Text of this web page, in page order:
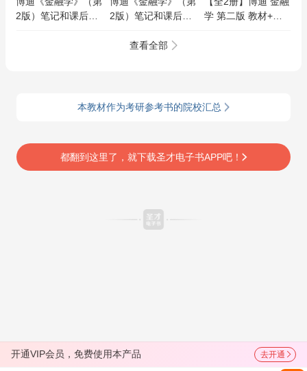
2版）笔记和课后习
2版）笔记和课后习
学 第二版 教材+笔
查看全部
本教材作为考研参考书的院校汇总
都翻到这里了，就下载圣才电子书APP吧！
开通VIP会员，免费使用本产品 去开通